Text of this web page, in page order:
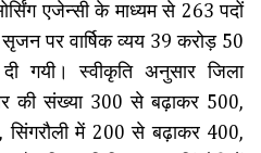
एजेन्सी के माध्यम से 263 पदों
पर वार्षिक व्यय 39 करोड़ 50
गयी। स्वीकृति अनुसार जिला
की संख्या 300 से बढ़ाकर 500,
में 200 से बढ़ाकर 400,